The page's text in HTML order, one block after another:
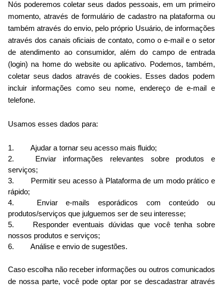
Nós poderemos coletar seus dados pessoais, em um primeiro
momento, através de formulário de cadastro na plataforma ou
também através do envio, pelo próprio Usuário, de informações
através dos canais oficiais de contato, como o e-mail e o setor
de atendimento ao consumidor, além do campo de entrada
(login) na home do website ou aplicativo. Podemos, também,
coletar seus dados através de cookies.
Esses dados podem
incluir informações como seu nome, endereço de e-mail e
telefone.
Usamos esses dados para:
Ajudar a tornar seu acesso mais fluido;
Enviar informações relevantes sobre produtos e
serviços;
Permitir seu acesso à Plataforma de um modo prático e
rápido;
Enviar e-mails esporádicos com conteúdo ou
produtos/serviços que julguemos ser de seu interesse;
Responder eventuais dúvidas que você tenha sobre
nossos produtos e serviços;
Análise e envio de sugestões.
Caso escolha não receber informações ou outros comunicados
de nossa parte, você pode optar por se descadastrar através